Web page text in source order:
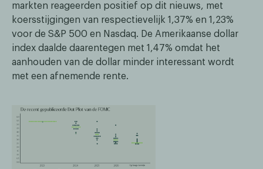
markten reageerden positief op dit nieuws, met
koersstijgingen van respectievelijk 1,37% en 1,23%
voor de S&P 500 en Nasdaq. De Amerikaanse dollar
index daalde daarentegen met 1,47% omdat het
aanhouden van de dollar minder interessant wordt
met een afnemende rente.